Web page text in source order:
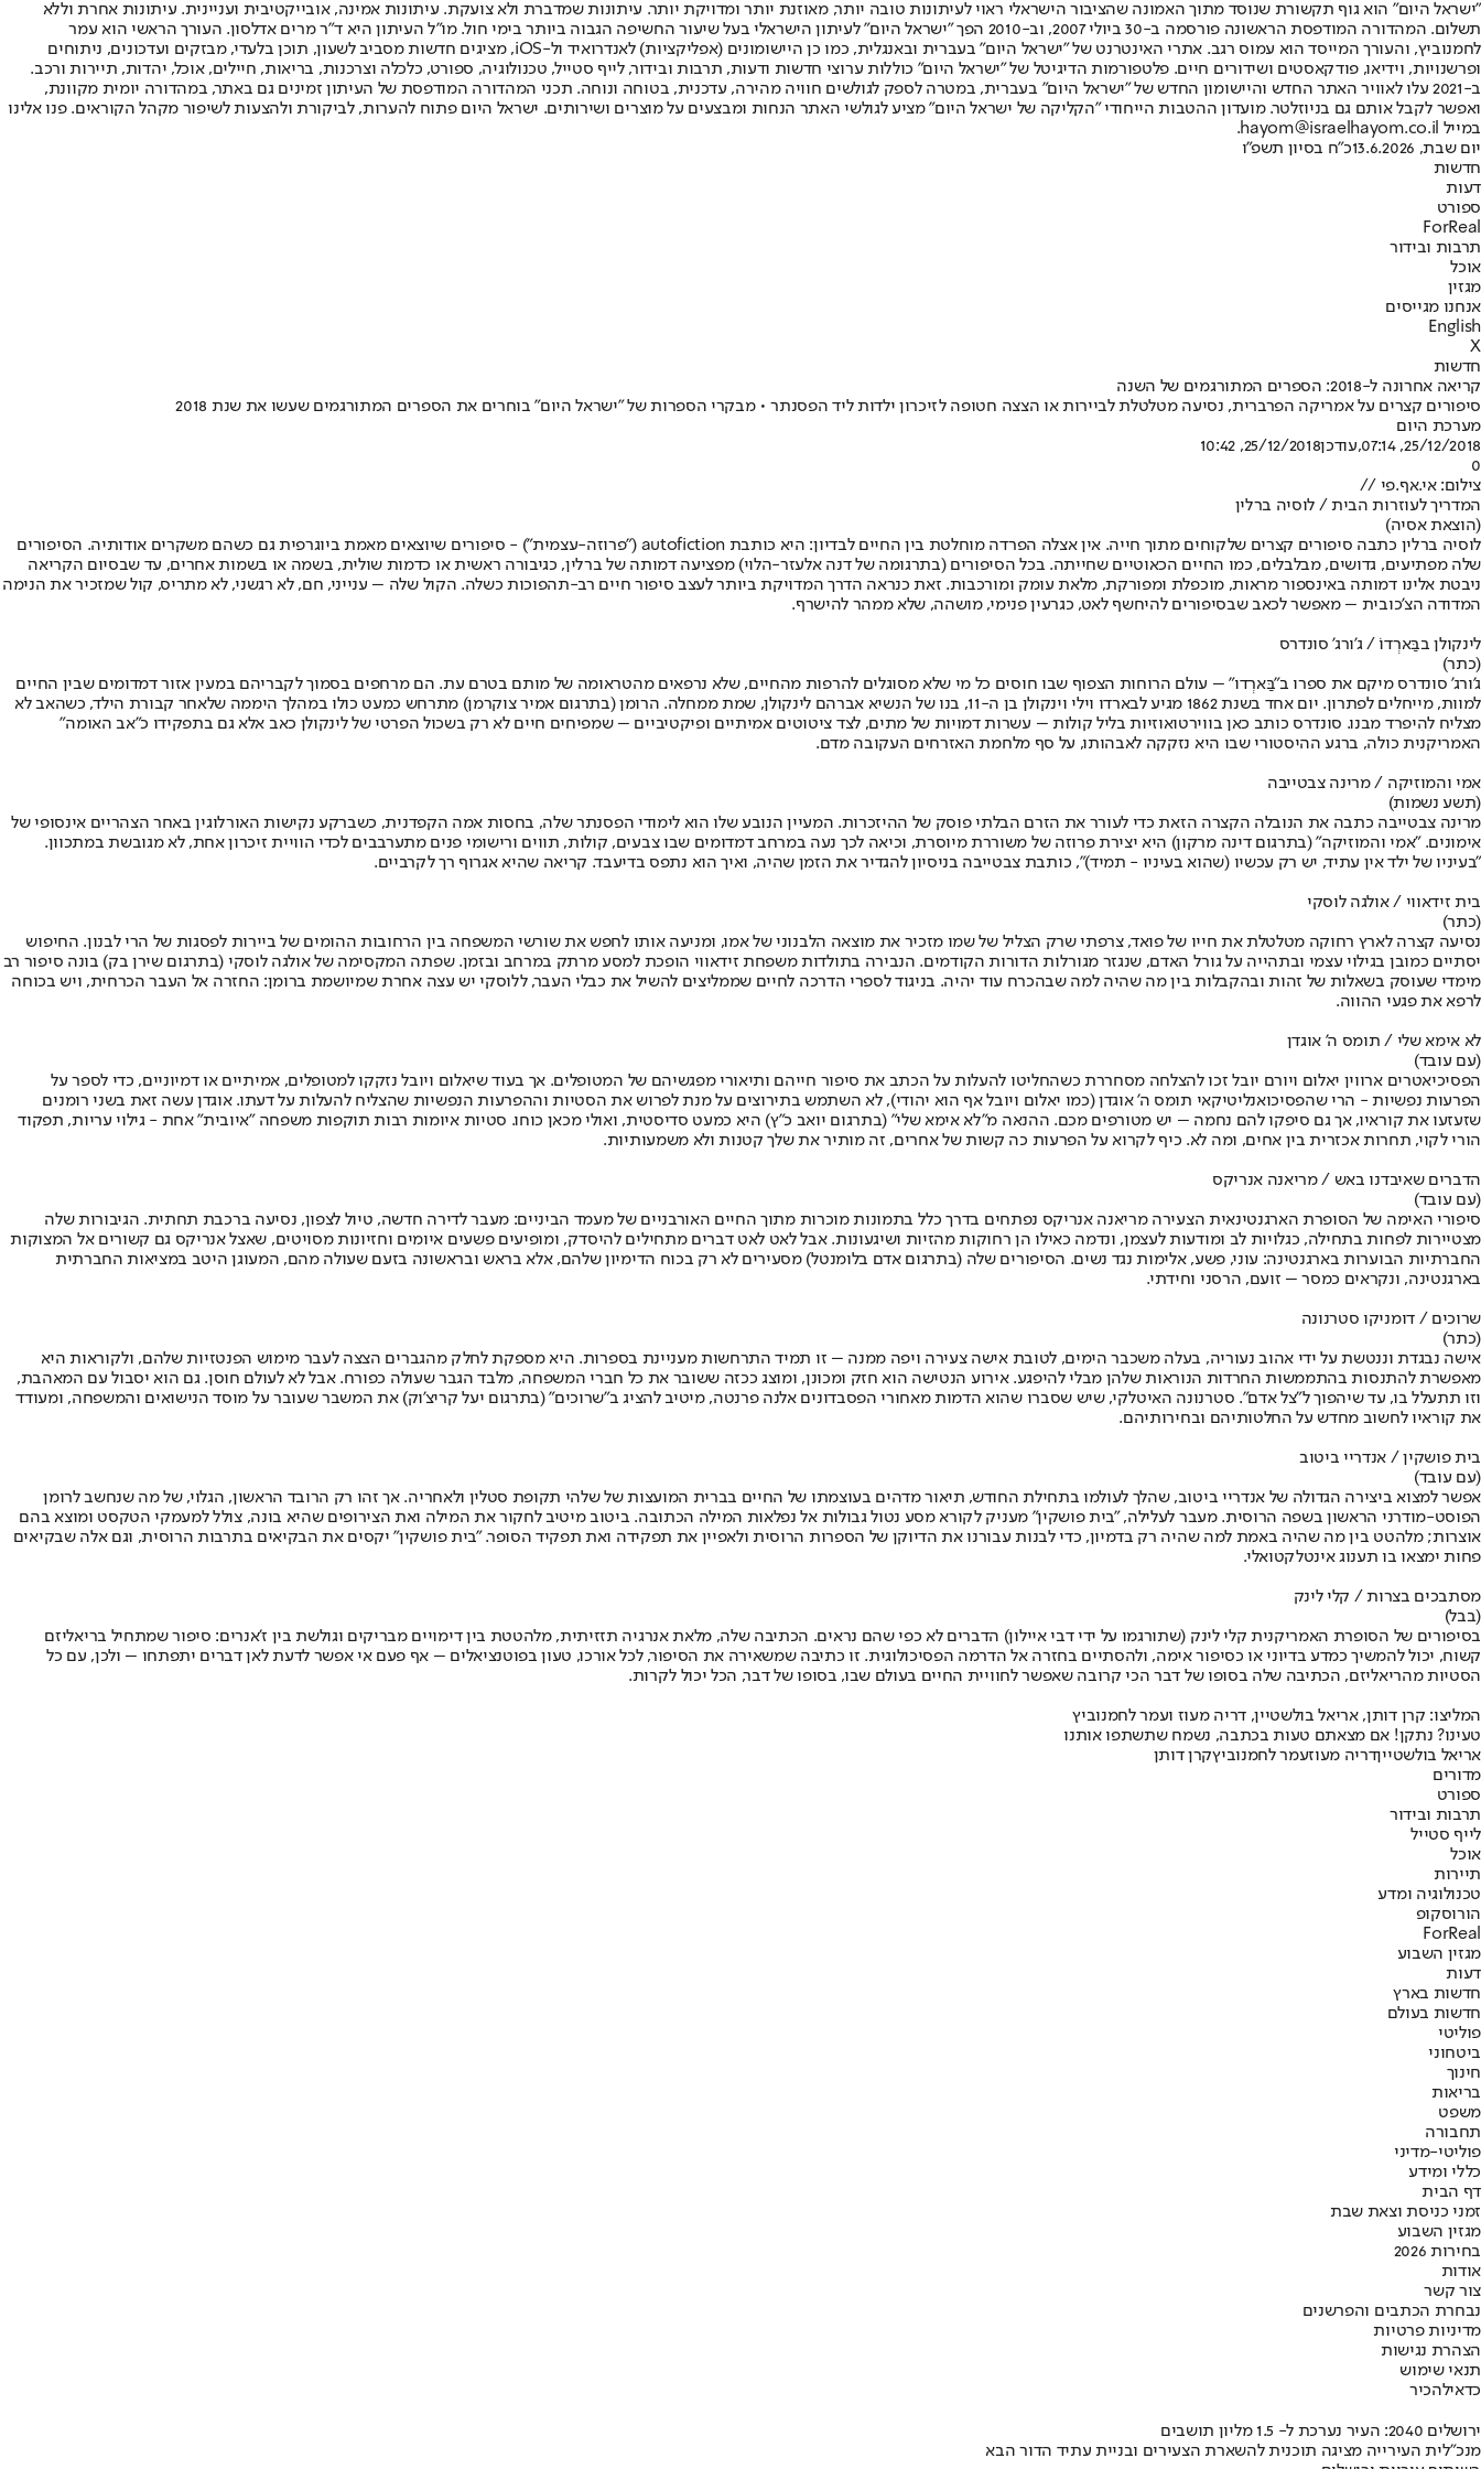
"ישראל היום" הוא גוף תקשורת שנוסד מתוך האמונה שהציבור הישראלי ראוי לעיתונות טובה יותר, מאוזנת יותר ומדויקת יותר. עיתונות שמדברת ולא צועקת. עיתונות אמינה, אובייקטיבית ועניינית. עיתונות אחרת וללא
תשלום. המהדורה המודפסת הראשונה פורסמה ב-30 ביולי 2007, וב-2010 הפך "ישראל היום" לעיתון הישראלי בעל שיעור החשיפה הגבוה ביותר בימי חול. מו"ל העיתון היא ד"ר מרים אדלסון. העורך הראשי הוא עמר
לחמנוביץ, והעורך המייסד הוא עמוס רגב. אתרי האינטרנט של "ישראל היום" בעברית ובאנגלית, כמו כן היישומונים (אפליקציות) לאנדרואיד ול-iOS, מציגים חדשות מסביב לשעון, תוכן בלעדי, מבזקים ועדכונים, ניתוחים
ופרשנויות, וידיאו, פודקאסטים ושידורים חיים. פלטפורמות הדיגיטל של "ישראל היום" כוללות ערוצי חדשות ודעות, תרבות ובידור, לייף סטייל, טכנולוגיה, ספורט, כלכלה וצרכנות, בריאות, חיילים, אוכל, יהדות, תיירות ורכב.
ב-2021 עלו לאוויר האתר החדש והיישומון החדש של "ישראל היום" בעברית, במטרה לספק לגולשים חוויה מהירה, עדכנית, בטוחה ונוחה. תכני המהדורה המודפסת של העיתון זמינים גם באתר, במהדורה יומית מקוונת,
ואפשר לקבל אותם גם בניוזלטר. מועדון ההטבות הייחודי "הקליקה של ישראל היום" מציע לגולשי האתר הנחות ומבצעים על מוצרים ושירותים. ישראל היום פתוח להערות, לביקורת ולהצעות לשיפור מקהל הקוראים. פנו אלינו
במייל hayom@israelhayom.co.il.
יום שבת, 13.6.2026
כ"ח בסיון תשפ"ו
חדשות
דעות
ספורט
ForReal
תרבות ובידור
אוכל
מגזין
אנחנו מגייסים
English
X
חדשות
קריאה אחרונה ל-2018: הספרים המתורגמים של השנה
סיפורים קצרים על אמריקה הפרברית, נסיעה מטלטלת לביירות או הצצה חטופה לזיכרון ילדות ליד הפסנתר • מבקרי הספרות של "ישראל היום" בוחרים את הספרים המתורגמים שעשו את שנת 2018
מערכת היום
25/12/2018, 07:14
,עודכן25/12/2018, 10:42
0
צילום: אי.אף.פי //
המדריך לעוזרות הבית / לוסיה ברלין
(הוצאת אסיה)
לוסיה ברלין כתבה סיפורים קצרים שלקוחים מתוך חייה. אין אצלה הפרדה מוחלטת בין החיים לבדיון: היא כותבת autofiction ("פרוזה-עצמית") - סיפורים שיוצאים מאמת ביוגרפית גם כשהם משקרים אודותיה. הסיפורים
שלה מפתיעים, גדושים, מבלבלים, כמו החיים הכאוטיים שחייתה. בכל הסיפורים (בתרגומה של דנה אלעזר-הלוי) מפציעה דמותה של ברלין, כגיבורה ראשית או כדמות שולית, בשמה או בשמות אחרים, עד שבסיום הקריאה
ניבטת אלינו דמותה באינספור מראות, מוכפלת ומפורקת, מלאת עומק ומורכבות. זאת כנראה הדרך המדויקת ביותר לעצב סיפור חיים רב-תהפוכות כשלה. הקול שלה – ענייני, חם, לא רגשני, לא מתריס, קול שמזכיר את הנימה
המדודה הצ'כובית – מאפשר לכאב שבסיפורים להיחשף לאט, כגרעין פנימי, מושהה, שלא ממהר להישרף.
לינקולן בבַּארְדוֹ / ג'ורג' סונדרס
(כתר)
ג'ורג' סונדרס מיקם את ספרו ב"בַּארְדו" – עולם הרוחות הצפוף שבו חוסים כל מי שלא מסוגלים להרפות מהחיים, שלא נרפאים מהטראומה של מותם בטרם עת. הם מרחפים בסמוך לקבריהם במעין אזור דמדומים שבין החיים
למוות, מייחלים לפתרון. יום אחד בשנת 1862 מגיע לבארדו וילי וינקולן בן ה-11, בנו של הנשיא אברהם לינקולן, שמת ממחלה. הרומן (בתרגום אמיר צוקרמן) מתרחש כמעט כולו במהלך היממה שלאחר קבורת הילד, כשהאב לא
מצליח להיפרד מבנו. סונדרס כותב כאן בווירטואוזיות בליל קולות – עשרות דמויות של מתים, לצד ציטוטים אמיתיים ופיקטיביים – שמפיחים חיים לא רק בשכול הפרטי של לינקולן כאב אלא גם בתפקידו כ"אב האומה"
האמריקנית כולה, ברגע ההיסטורי שבו היא נזקקה לאבהותו, על סף מלחמת האזרחים העקובה מדם.
אמי והמוזיקה / מרינה צבטייבה
(תשע נשמות)
מרינה צבטייבה כתבה את הנובלה הקצרה הזאת כדי לעורר את הזרם הבלתי פוסק של ההיזכרות. המעיין הנובע שלו הוא לימודי הפסנתר שלה, בחסות אמה הקפדנית, כשברקע נקישות האורלוגין באחר הצהריים אינסופי של
אימונים. "אמי והמוזיקה" (בתרגום דינה מרקון) היא יצירת פרוזה של משוררת מיוסרת, וכיאה לכך נעה במרחב דמדומים שבו צבעים, קולות, תווים ורישומי פנים מתערבבים לכדי הוויית זיכרון אחת, לא מגובשת במתכוון.
"בעיניו של ילד אין עתיד, יש רק עכשיו (שהוא בעיניו - תמיד)", כותבת צבטייבה בניסיון להגדיר את הזמן שהיה, ואיך הוא נתפס בדיעבד. קריאה שהיא אגרוף רך לקרביים.
בית זידאווי / אולגה לוסקי
(כתר)
נסיעה קצרה לארץ רחוקה מטלטלת את חייו של פואד, צרפתי שרק הצליל של שמו מזכיר את מוצאה הלבנוני של אמו, ומניעה אותו לחפש את שורשי המשפחה בין הרחובות ההומים של ביירות לפסגות של הרי לבנון. החיפוש
יסתיים כמובן בגילוי עצמי ובתהייה על גורל האדם, שנגזר מגורלות הדורות הקודמים. הנבירה בתולדות משפחת זידאווי הופכת למסע מרתק במרחב ובזמן. שפתה המקסימה של אולגה לוסקי (בתרגום שירן בק) בונה סיפור רב
מימדי שעוסק בשאלות של זהות ובהקבלות בין מה שהיה למה שבהכרח עוד יהיה. בניגוד לספרי הדרכה לחיים שממליצים להשיל את כבלי העבר, ללוסקי יש עצה אחרת שמיושמת ברומן: החזרה אל העבר הכרחית, ויש בכוחה
לרפא את פגעי ההווה.
לא אימא שלי / תומס ה' אוגדן
(עם עובד)
הפסיכיאטרים ארווין יאלום ויורם יובל זכו להצלחה מסחררת כשהחליטו להעלות על הכתב את סיפור חייהם ותיאורי מפגשיהם של המטופלים. אך בעוד שיאלום ויובל נזקקו למטופלים, אמיתיים או דמיוניים, כדי לספר על
הפרעות נפשיות - הרי שהפסיכואנליטיקאי תומס ה' אוגדן (כמו יאלום ויובל אף הוא יהודי), לא השתמש בתירוצים על מנת לפרוש את הסטיות וההפרעות הנפשיות שהצליח להעלות על דעתו. אוגדן עשה זאת בשני רומנים
שזעזעו את קוראיו, אך גם סיפקו להם נחמה – יש מטורפים מכם. ההנאה מ"לא אימא שלי" (בתרגום יואב כ"ץ) היא כמעט סדיסטית, ואולי מכאן כוחו. סטיות איומות רבות תוקפות משפחה "איובית" אחת - גילוי עריות, תפקוד
הורי לקוי, תחרות אכזרית בין אחים, ומה לא. כיף לקרוא על הפרעות כה קשות של אחרים, זה מותיר את שלך קטנות ולא משמעותיות.
הדברים שאיבדנו באש / מריאנה אנריקס
(עם עובד)
סיפורי האימה של הסופרת הארגנטינאית הצעירה מריאנה אנריקס נפתחים בדרך כלל בתמונות מוכרות מתוך החיים האורבניים של מעמד הביניים: מעבר לדירה חדשה, טיול לצפון, נסיעה ברכבת תחתית. הגיבורות שלה
מצטיירות לפחות בתחילה, כגלויות לב ומודעות לעצמן, ונדמה כאילו הן רחוקות מהזיות ושיגעונות. אבל לאט לאט דברים מתחילים להיסדק, ומופיעים פשעים איומים וחזיונות מסויטים, שאצל אנריקס גם קשורים אל המצוקות
החברתיות הבוערות בארגנטינה: עוני, פשע, אלימות נגד נשים. הסיפורים שלה (בתרגום אדם בלומנטל) מסעירים לא רק בכוח הדימיון שלהם, אלא בראש ובראשונה בזעם שעולה מהם, המעוגן היטב במציאות החברתית
בארגנטינה, ונקראים כמסר – זועם, הרסני וחידתי.
שרוכים / דומניקו סטרנונה
(כתר)
אישה נבגדת וננטשת על ידי אהוב נעוריה, בעלה משכבר הימים, לטובת אישה צעירה ויפה ממנה – זו תמיד התרחשות מעניינת בספרות. היא מספקת לחלק מהגברים הצצה לעבר מימוש הפנטזיות שלהם, ולקוראות היא
מאפשרת להתנסות בהתממשות החרדות הנוראות שלהן מבלי להיפגע. אירוע הנטישה הוא חזק ומכונן, ומוצג ככזה ששובר את כל חברי המשפחה, מלבד הגבר שעולה כפורח. אבל לא לעולם חוסן. גם הוא יסבול עם המאהבת,
וזו תתעלל בו, עד שיהפוך ל"צל אדם". סטרנונה האיטלקי, שיש שסברו שהוא הדמות מאחורי הפסבדונים אלנה פרנטה, מיטיב להציג ב"שרוכים" (בתרגום יעל קריצ'וק) את המשבר שעובר על מוסד הנישואים והמשפחה, ומעודד
את קוראיו לחשוב מחדש על החלטותיהם ובחירותיהם.
בית פושקין / אנדריי ביטוב
(עם עובד)
אפשר למצוא ביצירה הגדולה של אנדריי ביטוב, שהלך לעולמו בתחילת החודש, תיאור מדהים בעוצמתו של החיים בברית המועצות של שלהי תקופת סטלין ולאחריה. אך זהו רק הרובד הראשון, הגלוי, של מה שנחשב לרומן
הפוסט-מודרני הראשון בשפה הרוסית. מעבר לעלילה, "בית פושקין" מעניק לקורא מסע נטול גבולות אל נפלאות המילה הכתובה. ביטוב מיטיב לחקור את המילה ואת הצירופים שהיא בונה, צולל למעמקי הטקסט ומוצא בהם
אוצרות; מלהטט בין מה שהיה באמת למה שהיה רק בדמיון, כדי לבנות עבורנו את הדיוקן של הספרות הרוסית ולאפיין את תפקידה ואת תפקיד הסופר. "בית פושקין" יקסים את הבקיאים בתרבות הרוסית, וגם אלה שבקיאים
פחות ימצאו בו תענוג אינטלקטואלי.
מסתבכים בצרות / קלי לינק
(בבל)
בסיפורים של הסופרת האמריקנית קלי לינק (שתורגמו על ידי דבי איילון) הדברים לא כפי שהם נראים. הכתיבה שלה, מלאת אנרגיה תזזיתית, מלהטטת בין דימויים מבריקים וגולשת בין ז'אנרים: סיפור שמתחיל בריאליזם
קשוח, יכול להמשיך כמדע בדיוני או כסיפור אימה, ולהסתיים בחזרה אל הדרמה הפסיכולוגית. זו כתיבה שמשאירה את הסיפור, לכל אורכו, טעון בפוטנציאלים – אף פעם אי אפשר לדעת לאן דברים יתפתחו – ולכן, עם כל
הסטיות מהריאליזם, הכתיבה שלה בסופו של דבר הכי קרובה שאפשר לחוויית החיים בעולם שבו, בסופו של דבר, הכל יכול לקרות.
המליצו: קרן דותן, אריאל בולשטיין, דריה מעוז ועמר לחמנוביץ
טעינו? נתקן! אם מצאתם טעות בכתבה, נשמח שתשתפו אותנו
אריאל בולשטייןדריה מעוזעמר לחמנוביץקרן דותן
מדורים
ספורט
תרבות ובידור
לייף סטייל
אוכל
תיירות
טכנולוגיה ומדע
הורוסקופ
ForReal
מגזין השבוע
דעות
חדשות בארץ
חדשות בעולם
פוליטי
ביטחוני
חינוך
בריאות
משפט
תחבורה
פוליטי-מדיני
כללי ומידע
דף הבית
זמני כניסת וצאת שבת
מגזין השבוע
בחירות 2026
אודות
צור קשר
נבחרת הכתבים והפרשנים
מדיניות פרטיות
הצהרת נגישות
תנאי שימוש
כדאילהכיר
ירושלים 2040: העיר נערכת ל- 1.5 מליון תושבים
מנכ"לית העירייה מציגה תוכנית להשארת הצעירים ובניית עתיד הדור הבא